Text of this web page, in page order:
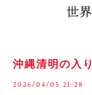
沖縄清明の入り
2026/04/05 21:28